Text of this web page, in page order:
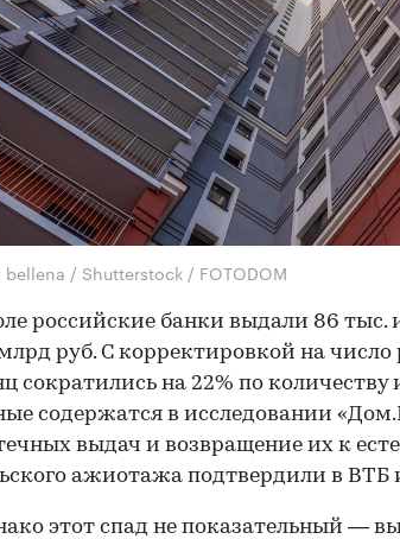
/ Shutterstock / FOTODOM
российские банки выдали 86 тыс.
руб. С корректировкой на
сократились на 22% по количеству
содержатся в исследовании
выдач и возвращение их к
ажиотажа подтвердили в ВТБ
этот спад не показательный —